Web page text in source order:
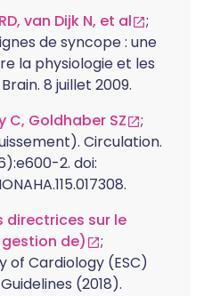
van Dijk N, et al
;
de syncope : une
la physiologie et les
8 juillet 2009.
C, Goldhaber SZ
;
Circulation.
2. doi:
directrices sur le
de)
;
of Cardiology (ESC)
(2018).